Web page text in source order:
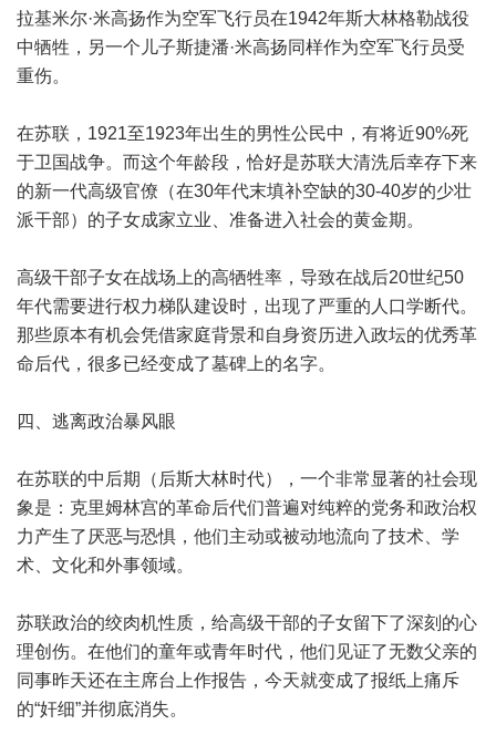
拉基米尔·米高扬作为空军飞行员在1942年斯大林格勒战役
中牺牲，另一个儿子斯捷潘·米高扬同样作为空军飞行员受
重伤。
在苏联，1921至1923年出生的男性公民中，有将近90%死
于卫国战争。而这个年龄段，恰好是苏联大清洗后幸存下来
的新一代高级官僚（在30年代末填补空缺的30-40岁的少壮
派干部）的子女成家立业、准备进入社会的黄金期。
高级干部子女在战场上的高牺牲率，导致在战后20世纪50
年代需要进行权力梯队建设时，出现了严重的人口学断代。
那些原本有机会凭借家庭背景和自身资历进入政坛的优秀革
命后代，很多已经变成了墓碑上的名字。
四、逃离政治暴风眼
在苏联的中后期（后斯大林时代），一个非常显著的社会现
象是：克里姆林宫的革命后代们普遍对纯粹的党务和政治权
力产生了厌恶与恐惧，他们主动或被动地流向了技术、学
术、文化和外事领域。
苏联政治的绞肉机性质，给高级干部的子女留下了深刻的心
理创伤。在他们的童年或青年时代，他们见证了无数父亲的
同事昨天还在主席台上作报告，今天就变成了报纸上痛斥
的“奸细”并彻底消失。